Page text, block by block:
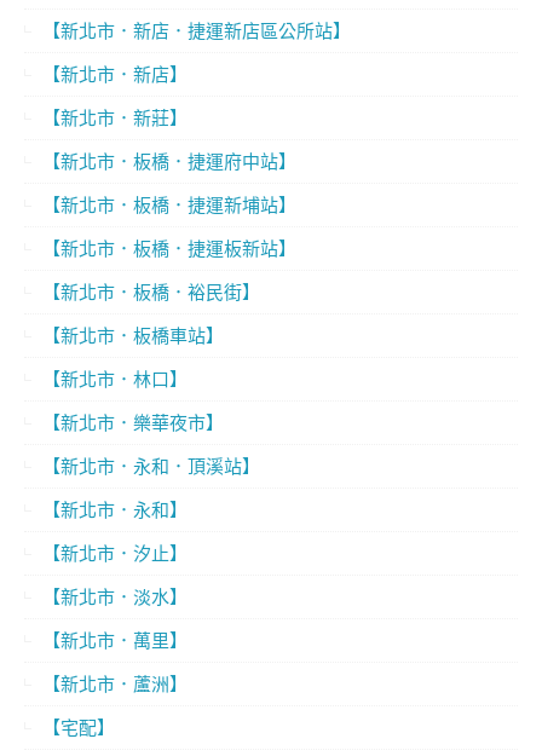
【新北市．新店．捷運新店區公所站】
【新北市．新店】
【新北市．新莊】
【新北市．板橋．捷運府中站】
【新北市．板橋．捷運新埔站】
【新北市．板橋．捷運板新站】
【新北市．板橋．裕民街】
【新北市．板橋車站】
【新北市．林口】
【新北市．樂華夜市】
【新北市．永和．頂溪站】
【新北市．永和】
【新北市．汐止】
【新北市．淡水】
【新北市．萬里】
【新北市．蘆洲】
【宅配】